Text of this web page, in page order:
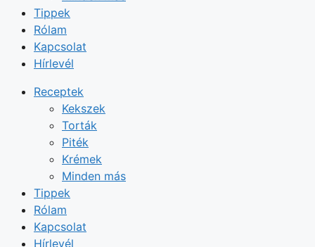
Tippek
Rólam
Kapcsolat
Hírlevél
Receptek
Kekszek
Torták
Piték
Krémek
Minden más
Tippek
Rólam
Kapcsolat
Hírlevél